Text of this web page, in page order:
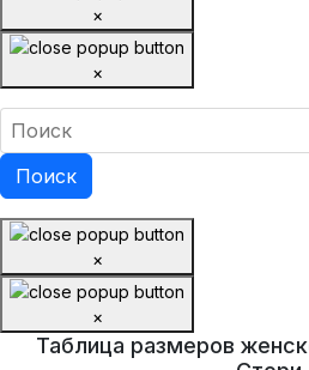
×
×
×
×
Таблица размеров